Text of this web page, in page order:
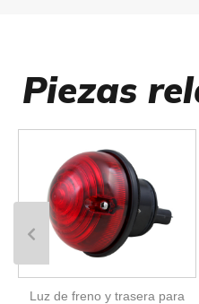
Piezas
Luz de freno y trasera para